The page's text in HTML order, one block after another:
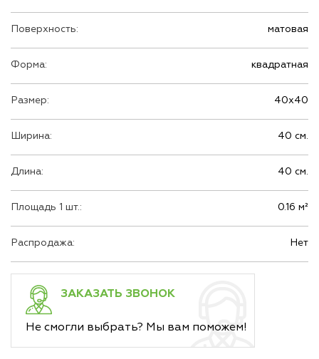
Поверхность: матовая
Форма: квадратная
Размер: 40х40
Ширина: 40 см.
Длина: 40 см.
Площадь 1 шт.: 0.16 м²
Распродажа: Нет
ЗАКАЗАТЬ ЗВОНОК
Не смогли выбрать? Мы вам поможем!